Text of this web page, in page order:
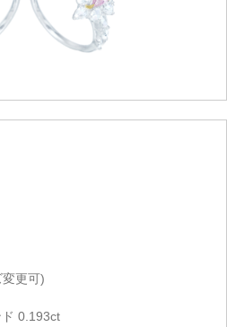
更可)
0.193ct